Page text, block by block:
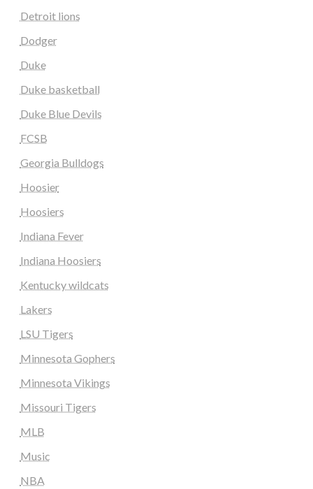
Detroit lions
Dodger
Duke
Duke basketball
Duke Blue Devils
FCSB
Georgia Bulldogs
Hoosier
Hoosiers
Indiana Fever
Indiana Hoosiers
Kentucky wildcats
Lakers
LSU Tigers
Minnesota Gophers
Minnesota Vikings
Missouri Tigers
MLB
Music
NBA